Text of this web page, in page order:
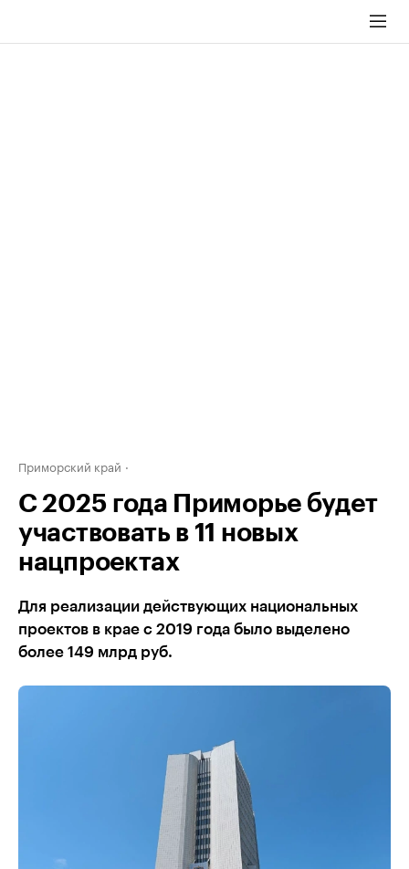
Приморский край
С 2025 года Приморье будет
участвовать в 11 новых
нацпроектах
Для реализации действующих национальных
проектов в крае с 2019 года было выделено
более 149 млрд руб.